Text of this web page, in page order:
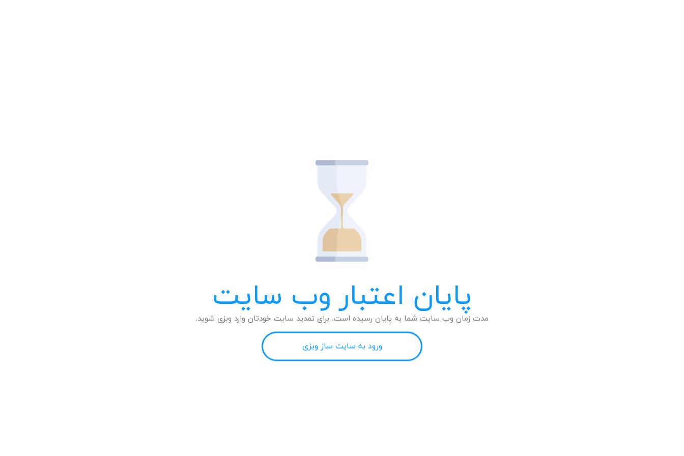
پایان اعتبار وب سایت
مدت زمان وب سایت شما به پایان رسیده است. برای تمدید سایت خودتان وارد وبزی شوید.
ورود به سایت ساز وبزی